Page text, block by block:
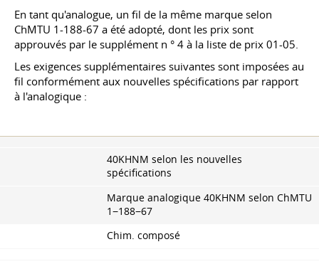
En tant qu'analogue, un fil de la même marque selon
ChMTU 1-188-67 a été adopté, dont les prix sont
approuvés par le supplément n ° 4 à la liste de prix 01-05.
Les exigences supplémentaires suivantes sont imposées au
fil conformément aux nouvelles spécifications par rapport
à l'analogique :
40KHNM selon les nouvelles
spécifications
Marque analogique 40KHNM selon ChMTU
1−188−67
Chim. composé